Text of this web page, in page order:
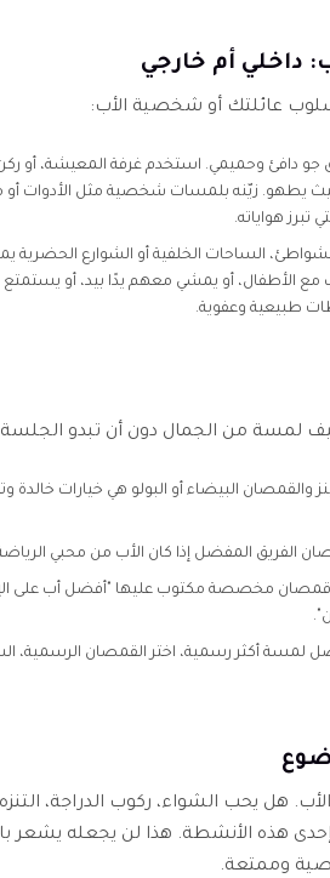
داخلي أم خارجي
عائلتك أو شخصية الأب:
جو دافئ وحميمي. استخدم غرفة المعيشة، أو
يطهو. زيّنه بلمسات شخصية مثل الأدوات أو
تبرز هواياته.
الساحات الخلفية أو الشوارع الحضرية
مع الأطفال، أو يمشي معهم يدًا بيد، أو يستمتع
طبيعية وعفوية.
لمسة من الجمال دون أن تبدو الجلسة
والقمصان البيضاء أو البولو هي خيارات
الفريق المفضل إذا كان الأب من محبي
مخصصة مكتوب عليها "أفضل أب على
لمسة أكثر رسمية، اختر القمصان الرسمية،
يحب الشواء، ركوب الدراجة،
هذه الأنشطة. هذا لن يجعله يشعر
وممتعة.